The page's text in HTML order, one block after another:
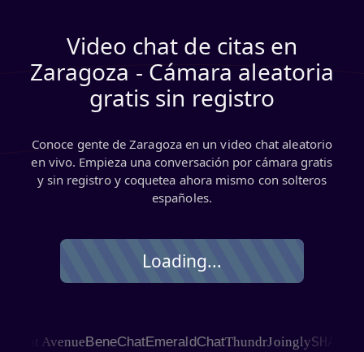
Video chat de citas en
Zaragoza - Cámara aleatoria
gratis sin registro
Conoce gente de Zaragoza en un video chat aleatorio
en vivo. Empieza una conversación por cámara gratis
y sin registro y coquetea ahora mismo con solteros
españoles.
Loading...
AvenueBeneChatEmeraldChatThundrJoinglySHAGLE